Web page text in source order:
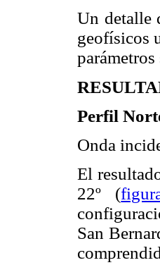
Un detalle
geofísicos
Perfil
Onda
El
22º (
San